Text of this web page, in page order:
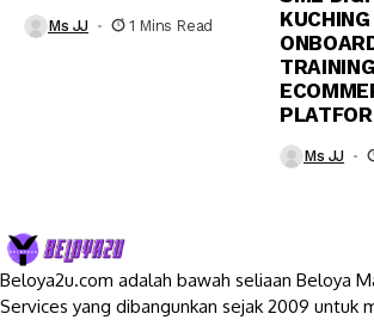
Ms JJ 1 Mins Read
Ms JJ
Beloya2u.com adalah bawah seliaan Beloya
Services yang dibangunkan sejak 2009 untuk